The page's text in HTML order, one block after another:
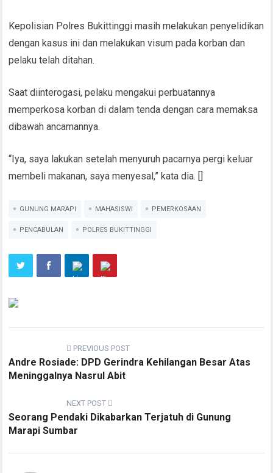
Kepolisian Polres Bukittinggi masih melakukan penyelidikan
dengan kasus ini dan melakukan visum pada korban dan
pelaku telah ditahan.
Saat diinterogasi, pelaku mengakui perbuatannya
memperkosa korban di dalam tenda dengan cara memaksa
dibawah ancamannya.
“Iya, saya lakukan setelah menyuruh pacarnya pergi keluar
membeli makanan, saya menyesal,” kata dia. []
GUNUNG MARAPI MAHASISWI PEMERKOSAAN
PENCABULAN POLRES BUKITTINGGI
PREVIOUS POST
Andre Rosiade: DPD Gerindra Kehilangan Besar Atas
Meninggalnya Nasrul Abit
NEXT POST
Seorang Pendaki Dikabarkan Terjatuh di Gunung
Marapi Sumbar